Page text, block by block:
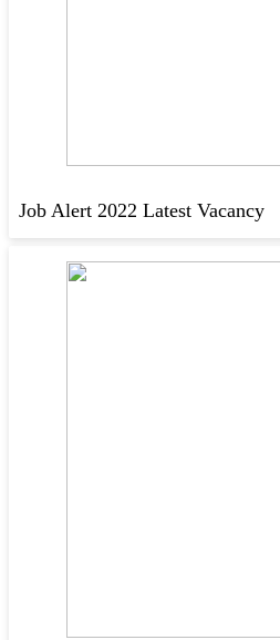
Job Alert 2022 Latest Vacancy